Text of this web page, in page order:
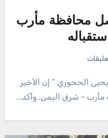
محافظة مأرب
– شرق الیمن. وأكد…